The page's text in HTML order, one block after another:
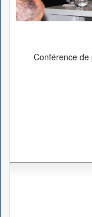
Conférence de